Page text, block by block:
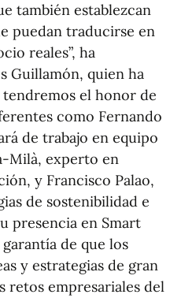
también establezcan
puedan traducirse en
reales”, ha
Guillamón, quien ha
tendremos el honor de
como Fernando
de trabajo en equipo
Milà, experto en
y Francisco Palao,
de sostenibilidad e
presencia en Smart
de que los
y estrategias de gran
retos empresariales del